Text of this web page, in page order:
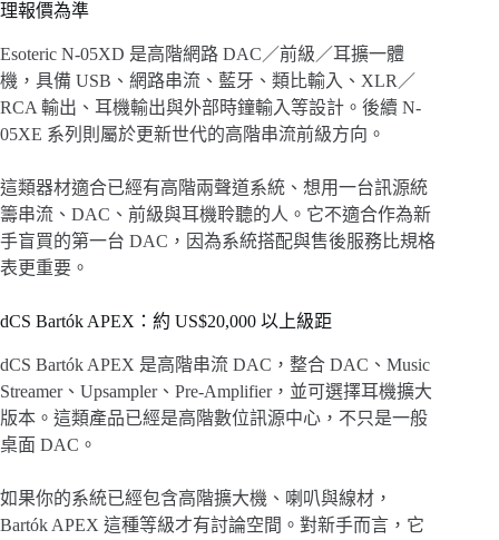
理報價為準
Esoteric N-05XD 是高階網路 DAC／前級／耳擴一體
機，具備 USB、網路串流、藍牙、類比輸入、XLR／
RCA 輸出、耳機輸出與外部時鐘輸入等設計。後續 N-
05XE 系列則屬於更新世代的高階串流前級方向。
這類器材適合已經有高階兩聲道系統、想用一台訊源統
籌串流、DAC、前級與耳機聆聽的人。它不適合作為新
手盲買的第一台 DAC，因為系統搭配與售後服務比規格
表更重要。
dCS Bartók APEX：約 US$20,000 以上級距
dCS Bartók APEX 是高階串流 DAC，整合 DAC、Music
Streamer、Upsampler、Pre-Amplifier，並可選擇耳機擴大
版本。這類產品已經是高階數位訊源中心，不只是一般
桌面 DAC。
如果你的系統已經包含高階擴大機、喇叭與線材，
Bartók APEX 這種等級才有討論空間。對新手而言，它